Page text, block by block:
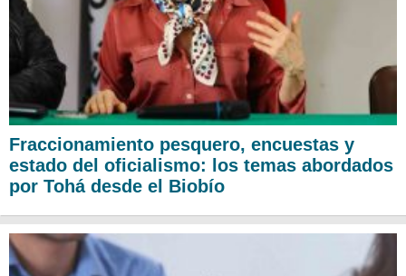
Fraccionamiento pesquero, encuestas y
estado del oficialismo: los temas abordados
por Tohá desde el Biobío